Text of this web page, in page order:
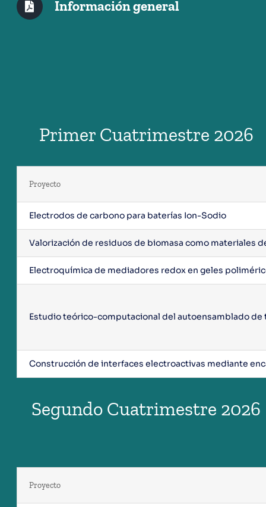
Información general
Primer Cuatrimestre 2026
Proyecto
Electrodos de carbono para baterías Ion-Sodio
Valorización de residuos de biomasa como materiales
Electroquímica de mediadores redox en geles
Estudio teórico-computacional del autoensamblado
Construcción de interfaces electroactivas mediante
Segundo Cuatrimestre 2026
Proyecto